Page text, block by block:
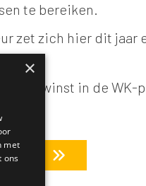
te bereiken.
zet zich hier dit jaar
op de winst in de
×
met
ons